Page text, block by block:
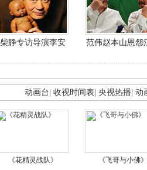
柴静专访导演李安 范伟赵本山恩怨
动画台 收视时间表 央视热播 动
《花精灵战队》 《飞哥与小佛》